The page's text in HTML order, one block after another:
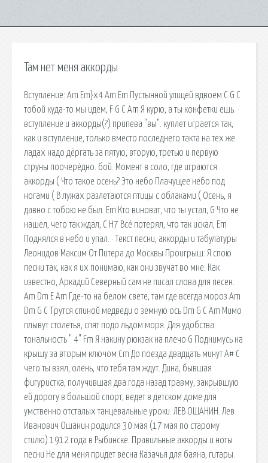
Там нет меня аккорды
Вступление: Am Em}x4 Am Em Пустынной улицей вдвоем C G С
тобой куда-то мы идем, F G C Am Я курю, а ты конфетки ешь. ·
вступление и аккорды(?) припева "вы". куплет играется так,
как и вступление, только вместо последнего такта на тех же
ладах надо дёргать за пятую, вторую, третью и первую
струны поочерёдно. бой. Момент в соло, где играются
аккорды ( Что такое осень? Это небо Плачущее небо под
ногами ( В лужах разлетаются птицы с облаками ( Осень, я
давно с тобою не был. Em Кто виноват, что ты устал, G Что не
нашел, чего так ждал, C H7 Всё потерял, что так искал, Em
Поднялся в небо и упал. · Текст песни, аккорды и табулатуры
Леонидов Максим От Питера до Москвы Проигрыш: Я спою
песни так, как я их понимаю, как они звучат во мне. Как
известно, Аркадий Северный сам не писал слова для песен.
Am Dm E Am Где-то на белом свете, там где всегда мороз Am
Dm G C Трутся спиной медведи о земную ось Dm G C Am Мимо
плывут столетья, спят подо льдом моря. Для удобства:
тональность " 4" Fm Я накину рюкзак на плечо G Поднимусь на
крышу за вторым ключом Cm До поезда двадцать минут A# С
чего ты взял, олень, что тебя там ждут. Дина, бывшая
фигуристка, получившая два года назад травму, закрывшую
ей дорогу в большой спорт, ведет в детском доме для
умственно отсталых танцевальные уроки. ЛЕВ ОШАНИН. Лев
Иванович Ошанин родился 30 мая (17 мая по старому
стилю) 1912 года в Рыбинске. Правильные аккорды и ноты
песни Не для меня придет весна Казачья для баяна, гитары.